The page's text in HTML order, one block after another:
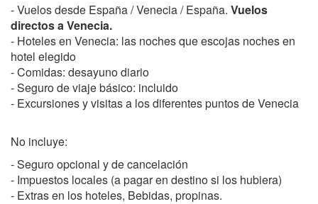
- Vuelos desde España / Venecia / España. Vuelos
directos a Venecia.
- Hoteles en Venecia: las noches que escojas noches en
hotel elegido
- Comidas: desayuno diario
- Seguro de viaje básico: incluido
- Excursiones y visitas a los diferentes puntos de Venecia
No incluye:
- Seguro opcional y de cancelación
- Impuestos locales (a pagar en destino si los hubiera)
- Extras en los hoteles, Bebidas, propinas.